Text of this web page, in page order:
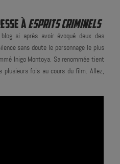
ÀESPRITS CRIMINELS
si après avoir évoqué deux des
sans doute le personnage le plus
Inigo Montoya. Sa renommée tient
plusieurs fois au cours du film. Allez,